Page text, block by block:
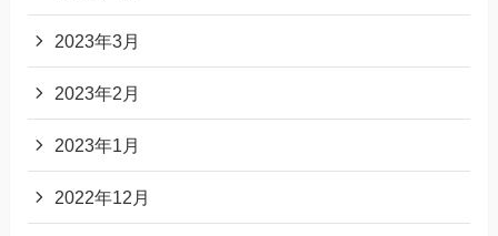
2023年3月
2023年2月
2023年1月
2022年12月